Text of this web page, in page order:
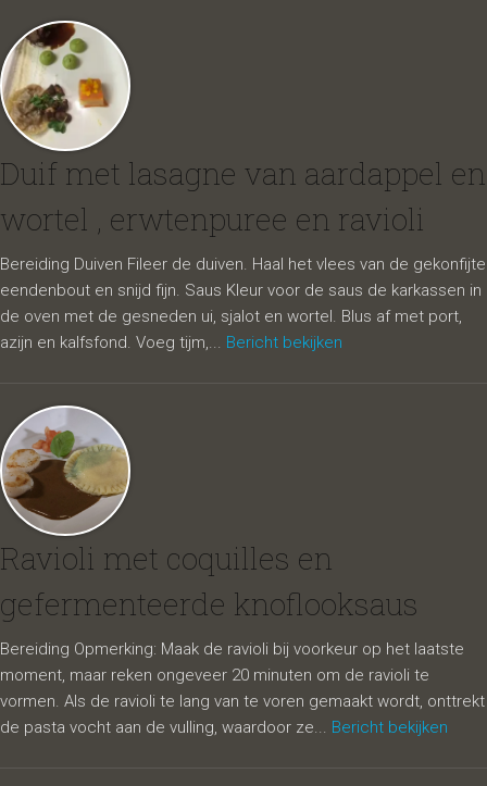
Duif met lasagne van aardappel en
wortel , erwtenpuree en ravioli
Bereiding Duiven Fileer de duiven. Haal het vlees van de gekonfijte
eendenbout en snijd fijn. Saus Kleur voor de saus de karkassen in
de oven met de gesneden ui, sjalot en wortel. Blus af met port,
azijn en kalfsfond. Voeg tijm,... Bericht bekijken
Ravioli met coquilles en
gefermenteerde knoflooksaus
Bereiding Opmerking: Maak de ravioli bij voorkeur op het laatste
moment, maar reken ongeveer 20 minuten om de ravioli te
vormen. Als de ravioli te lang van te voren gemaakt wordt, onttrekt
de pasta vocht aan de vulling, waardoor ze... Bericht bekijken